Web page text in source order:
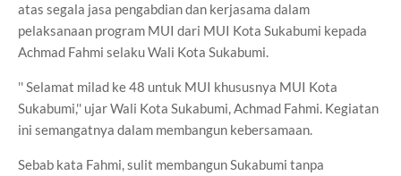
atas segala jasa pengabdian dan kerjasama dalam
pelaksanaan program MUI dari MUI Kota Sukabumi kepada
Achmad Fahmi selaku Wali Kota Sukabumi.
'' Selamat milad ke 48 untuk MUI khususnya MUI Kota
Sukabumi,'' ujar Wali Kota Sukabumi, Achmad Fahmi. Kegiatan
ini semangatnya dalam membangun kebersamaan.
Sebab kata Fahmi, sulit membangun Sukabumi tanpa